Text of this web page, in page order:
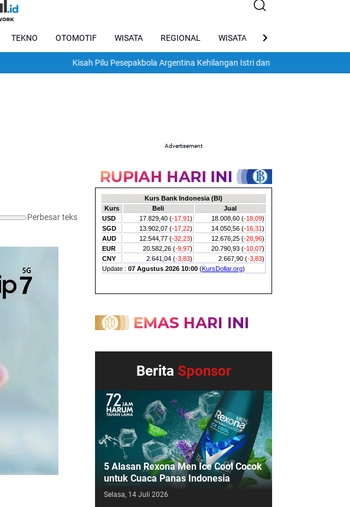
TEKNO OTOMOTIF WISATA REGIONAL WISATA VIRAL
Kisah Pilu Pesepakbola Argentina Kehilangan Istri dan Dua Anak dalam Gempa
Perbesar teks
Advertisement
Berita Sponsor
5 Alasan Rexona Men Ice Cool Cocok
untuk Cuaca Panas Indonesia
Selasa, 14 Juli 2026